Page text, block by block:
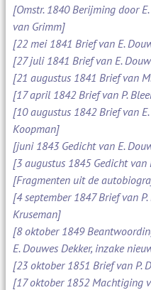
[Omstr. 1840 Berijming door
van Grimm]
[22 mei 1841 Brief van E.
[27 juli 1841 Brief van E.
[21 augustus 1841 Brief van
[17 april 1842 Brief van P.
[10 augustus 1842 Brief van
Koopman]
[juni 1843 Gedicht van E.
[3 augustus 1845 Gedicht van
[Fragmenten uit de
[4 september 1847 Brief van
Kruseman]
[8 oktober 1849
E. Douwes Dekker, inzake
[23 oktober 1851 Brief van P.
[17 oktober 1852 Machtiging